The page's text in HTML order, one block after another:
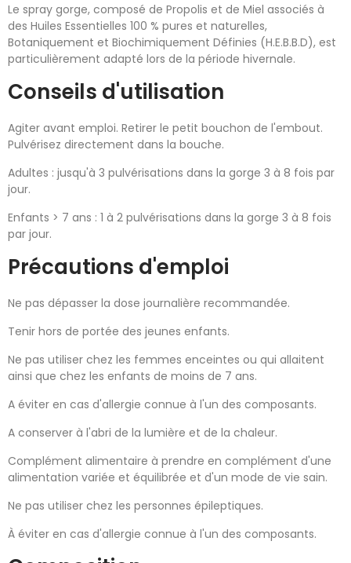
Le spray gorge, composé de Propolis et de Miel associés à
des Huiles Essentielles 100 % pures et naturelles,
Botaniquement et Biochimiquement Définies (H.E.B.B.D), est
particulièrement adapté lors de la période hivernale.
Conseils d'utilisation
Agiter avant emploi. Retirer le petit bouchon de l'embout.
Pulvérisez directement dans la bouche.
Adultes : jusqu'à 3 pulvérisations dans la gorge 3 à 8 fois par
jour.
Enfants > 7 ans : 1 à 2 pulvérisations dans la gorge 3 à 8 fois
par jour.
Précautions d'emploi
Ne pas dépasser la dose journalière recommandée.
Tenir hors de portée des jeunes enfants.
Ne pas utiliser chez les femmes enceintes ou qui allaitent
ainsi que chez les enfants de moins de 7 ans.
A éviter en cas d'allergie connue à l'un des composants.
A conserver à l'abri de la lumière et de la chaleur.
Complément alimentaire à prendre en complément d'une
alimentation variée et équilibrée et d'un mode de vie sain.
Ne pas utiliser chez les personnes épileptiques.
À éviter en cas d'allergie connue à l'un des composants.